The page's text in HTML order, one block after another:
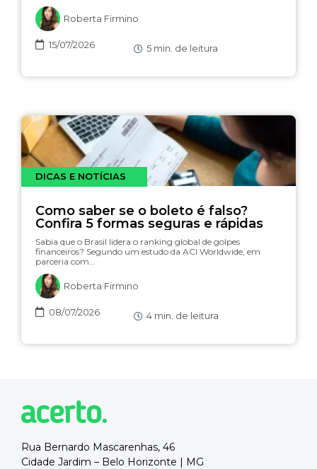
Roberta Firmino
15/07/2026 5 min. de leitura
DICAS E NOTÍCIAS
Como saber se o boleto é falso?
Confira 5 formas seguras e rápidas
Sabia que o Brasil lidera o ranking global de golpes
financeiros? Segundo um estudo da ACI Worldwide, em
parceria com…
Roberta Firmino
08/07/2026 4 min. de leitura
Rua Bernardo Mascarenhas, 46
Cidade Jardim – Belo Horizonte | MG